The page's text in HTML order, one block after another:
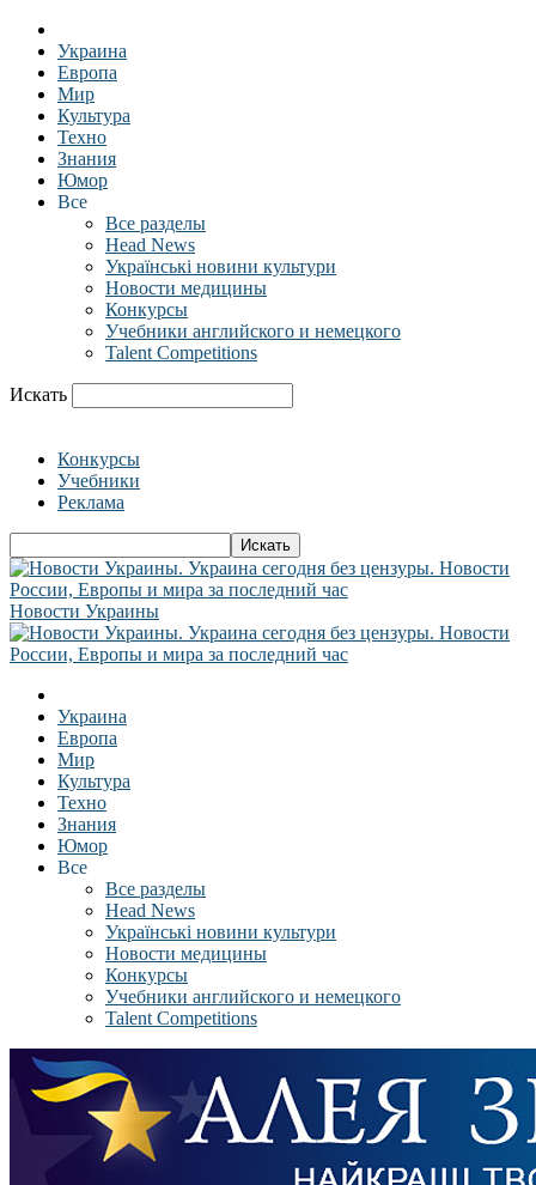
Украина
Европа
Мир
Культура
Техно
Знания
Юмор
Все
Все разделы
Head News
Українські новини культури
Новости медицины
Конкурсы
Учебники английского и немецкого
Talent Competitions
Искать
Конкурсы
Учебники
Реклама
Новости Украины
Украина
Европа
Мир
Культура
Техно
Знания
Юмор
Все
Все разделы
Head News
Українські новини культури
Новости медицины
Конкурсы
Учебники английского и немецкого
Talent Competitions